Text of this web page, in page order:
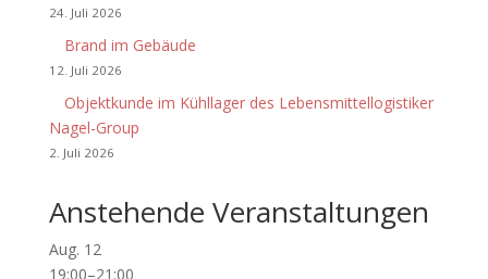
24. Juli 2026
Brand im Gebäude
12. Juli 2026
Objektkunde im Kühllager des Lebensmittellogistiker
Nagel-Group
2. Juli 2026
Anstehende Veranstaltungen
Aug. 12
19:00–21:00